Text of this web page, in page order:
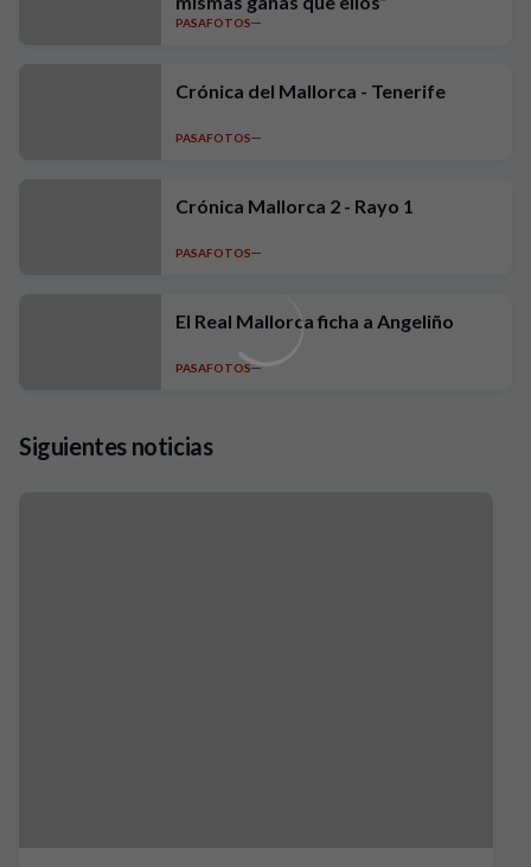
PASAFOTOS
Crónica del Mallorca - Tenerife
PASAFOTOS
Crónica Mallorca 2 - Rayo 1
PASAFOTOS
El Real Mallorca ficha a Angeliño
PASAFOTOS
Siguientes noticias